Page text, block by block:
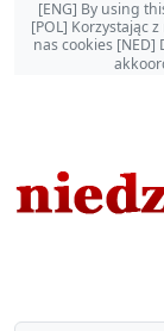
[ENG] By using
[POL] Korzystając
nas cookies